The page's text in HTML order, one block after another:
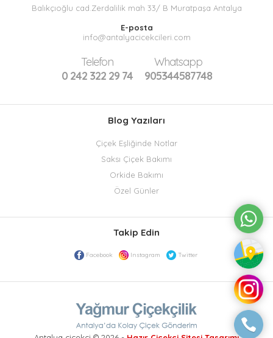
Balıkçıoğlu cad.Zerdalilik mah 33/ B Muratpaşa Antalya
E-posta
info@antalyacicekcileri.com
Telefon
0 242 322 29 74
Whatsapp
905344587748
Blog Yazıları
Çiçek Eşliğinde Notlar
Saksı Çiçek Bakımı
Orkide Bakımı
Özel Günler
Takip Edin
Facebook Instagram Twitter